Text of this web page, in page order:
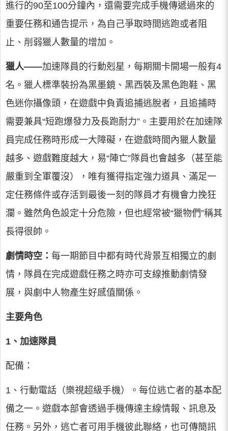
進行的90至100分鐘內，還需要完成手機傳遞過來的
重要任務和通告提示，為自己爭取時間逃跑或者阻
止、削弱獵人數量的增加。
獵人——加速隊員的行動剋星，每期關卡開場一般有4
名。獵人標準裝扮為黑墨鏡、黑西裝及黑色跑鞋、黑
色迷你攝像頭，在遊戲中負責追捕逃脫者，且追捕時
需要兼具“短跑爆發力及長跑耐力”。主要用於在加速隊
員完成任務時形成一大障礙，在遊戲時間內獵人數量
越多、遊戲難度越大，易“陣亡”隊員也會越多（甚至能
嚴重到全軍覆沒），唯有獲得指定強力道具、滿足一
定任務條件或存活到最後一刻的隊員才有機會力挽狂
瀾。雖然角色設定十分危險，但也經常被“獵物們”稱其
長得很帥。
劇情時空： 每一期節目中都有時代背景互相獨立的劇
情，隊員在完成遊戲任務之時亦可支線推動劇情發
展，與劇中人物產生好感值關係。
主要角色
1、加速隊員
配備：
1、行動電話（樂視超級手機）。每位逃亡者的基本配
備之一。遊戲本部會透過手機傳達主線情報、訊息及
任務。另外，逃亡者可用手機彼此聯絡，也可傳簡訊